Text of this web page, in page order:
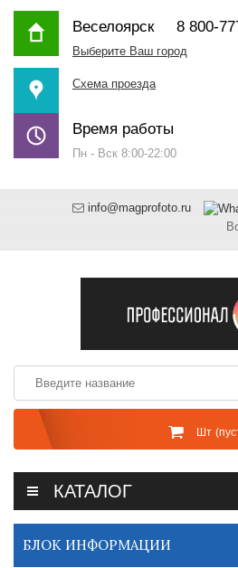
Веселоярск8 800-
Выберите Ваш город
Схема проезда
Время работы
Пн - Вск 8:00-22:00
info@magprofoto.ru
Шт
КАТАЛОГ
БЛОК ИНФОРМАЦИИ